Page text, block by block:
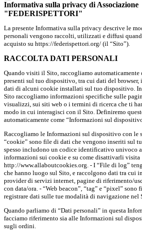
Informativa sulla privacy di Associazione
"FEDERISPETTORI"
La presente Informativa sulla privacy descrive le
personali vengono raccolti, utilizzati e diffusi
acquisto su https://federispettori.org/ (il “Sito”).
RACCOLTA DATI PERSONALI
Quando visiti il Sito, raccogliamo
presenti sul tuo dispositivo, tra cui dati del browser,
dati di alcuni cookie installati sul tuo dispositivo.
Sito raccogliamo informazioni specifiche sulle
visualizzi, sui siti web o i termini di ricerca che ti
modo in cui interagisci con il Sito. Definiremo
automaticamente come “Informazioni sul
Raccogliamo le Informazioni sul dispositivo con le
“cookie” sono file di dati che vengono inseriti sul
spesso includono un codice identificativo univoco
informazioni sui cookie e su come disattivarli visita
http://www.allaboutcookies.org. - I “File di log”
che hanno luogo sul Sito, e raccolgono dati tra cui
provider di servizi internet, pagine di riferimento/
con data/ora. - “Web beacon”, “tag” e “pixel”
registrare dati sulle tue modalità di navigazione nel
Quando parliamo di “Dati personali” in questa
facciamo riferimento sia alle Informazioni sul
sugli ordini.